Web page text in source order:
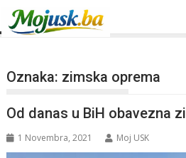
Oznaka: zimska oprema
Od danas u BiH obavezna
1 Novembra, 2021 Moj USK